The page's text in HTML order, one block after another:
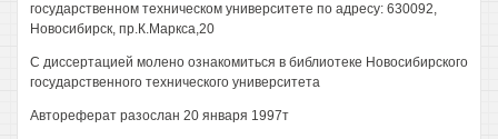
государственном техническом университете по адресу: 630092,
Новосибирск, пр.К.Маркса,20
С диссертацией молено ознакомиться в библиотеке Новосибирского
государственного технического университета
Автореферат разослан 20 января 1997т